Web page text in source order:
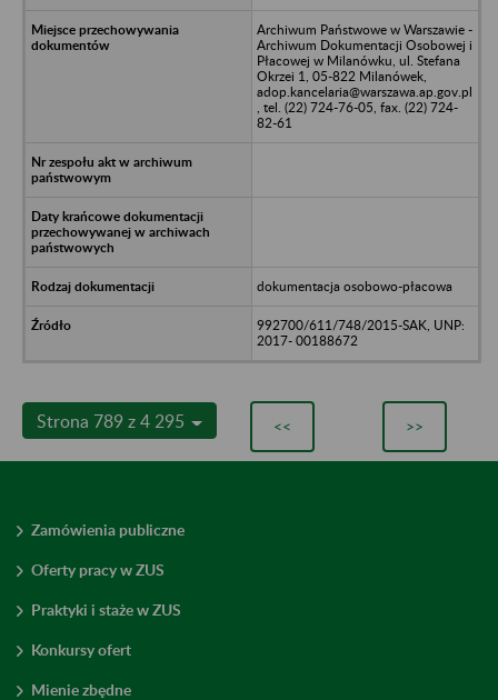
Archiwum Państwowe w Warszawie -
Archiwum Dokumentacji Osobowej i
Płacowej w Milanówku, ul. Stefana
Okrzei 1, 05-822 Milanówek,
adop.kancelaria@warszawa.ap.gov.pl
, tel. (22) 724-76-05, fax. (22) 724-
82-61
dokumentacja osobowo-płacowa
992700/611/748/2015-SAK, UNP:
2017- 00188672
Strona 789 z 4 295 << >>
Zamówienia publiczne
Oferty pracy w ZUS
Praktyki i staże w ZUS
Konkursy ofert
Mienie zbędne